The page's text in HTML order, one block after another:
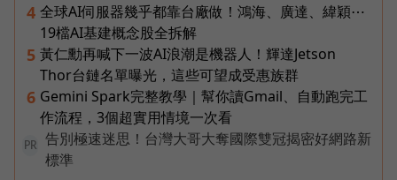
4 全球AI伺服器幾乎都靠台廠做！鴻海、廣達、緯穎⋯
19檔AI基建概念股全拆解
5 黃仁勳再喊下一波AI浪潮是機器人！輝達Jetson
Thor台鏈名單曝光，這些可望成受惠族群
6 Gemini Spark完整教學｜幫你讀Gmail、自動跑完工
作流程，3個超實用情境一次看
PR
告別極速迷思！台灣大哥大奪國際雙冠揭密好網路新
標準